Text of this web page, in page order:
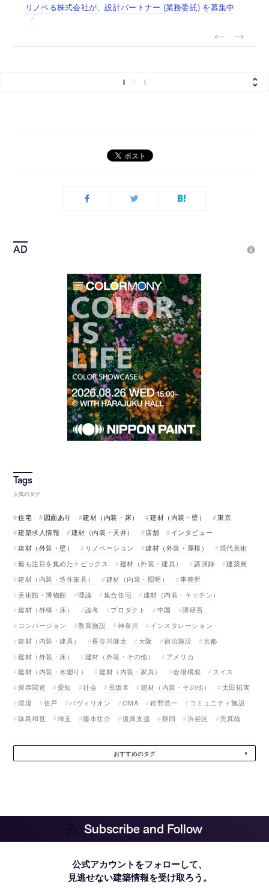
佐々木慧が主宰する「axonometric株式会社」が、設計スタ
ッフ（経験者・既卒・2027年新卒）を募集中
古民家を軸に全国で“価値循環の仕組み”を作り、リモートワ
ーク主体の働き方を実践する「株式会社つぎと」が、設計ス
リノベる株式会社が、設計パートナー (業務委託) を募集中
社会への影響力のある建築を手掛け、スタッフ同士で助け合
う環境づくりも行う「E.A.S.T.architects」が、設計スタッフ
代官山を拠点に活動する「梅澤竜也 / ALA INC.」が、設計ス
タッフ・アルバイト・事務職を募集中
1 1
人気のタグ
住宅 図面あり 建材（内装・床） 建材（内装・壁）
東京
建築求人情報
建材（内装・天井） 店舗
インタビュー
建材（外装・壁）
リノベーション 建材（外装・屋根）
現代美術
最も注目を集めたトピックス
建材（外装・建具） 講演録
建築展
建材（内装・造作家具）
建材（内装・照明）
事務所
美術館・博物館
理論 集合住宅
建材（内装・キッチン）
建材（外構・床）
論考 プロダクト 中国
隈研吾
コンバージョン
教育施設 神奈川
インスタレーション
建材（内装・建具）
長谷川健太 大阪 宿泊施設
京都
建材（外装・床）
建材（外装・その他）
アメリカ
建材（内装・水廻り）
建材（内装・家具） 会場構成
スイス
保存関連
愛知 社会 長坂常 建材（内装・その他）
太田拓実
現場
住戸 パヴィリオン OMA 鈴野浩一
コミュニティ施設
妹島和世
埼玉 藤本壮介 復興支援 静岡 渋谷区 禿真哉
おすすめのタグ
Subscribe and Follow
公式アカウントをフォローして、
見逃せない建築情報を受け取ろう。